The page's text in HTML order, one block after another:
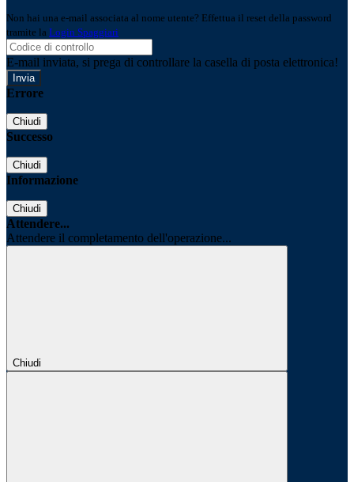
Non hai una e-mail associata al nome utente? Effettua il reset della password
tramite la Login Spaggiari
E-mail inviata, si prega di controllare la casella di posta elettronica!
Errore
Chiudi
Successo
Chiudi
Informazione
Chiudi
Attendere...
Attendere il completamento dell'operazione...
Chiudi